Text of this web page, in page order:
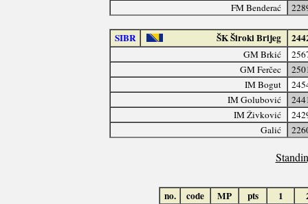
FM Benderać
SIBR ŠK Široki Brijeg
GM Brkić
GM Ferčec
IM Bogut
IM Golubović
IM Živković
Galić
no. code MP pts 1